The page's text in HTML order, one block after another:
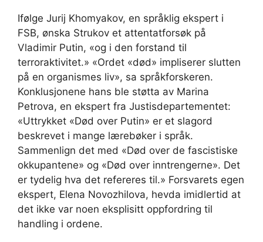
Ifølge Jurij Khomyakov, en språklig ekspert i
FSB, ønska Strukov et attentatforsøk på
Vladimir Putin, «og i den forstand til
terroraktivitet.» «Ordet «død» impliserer slutten
på en organismes liv», sa språkforskeren.
Konklusjonene hans ble støtta av Marina
Petrova, en ekspert fra Justisdepartementet:
«Uttrykket «Død over Putin» er et slagord
beskrevet i mange lærebøker i språk.
Sammenlign det med «Død over de fascistiske
okkupantene» og «Død over inntrengerne». Det
er tydelig hva det refereres til.» Forsvarets egen
ekspert, Elena Novozhilova, hevda imidlertid at
det ikke var noen eksplisitt oppfordring til
handling i ordene.